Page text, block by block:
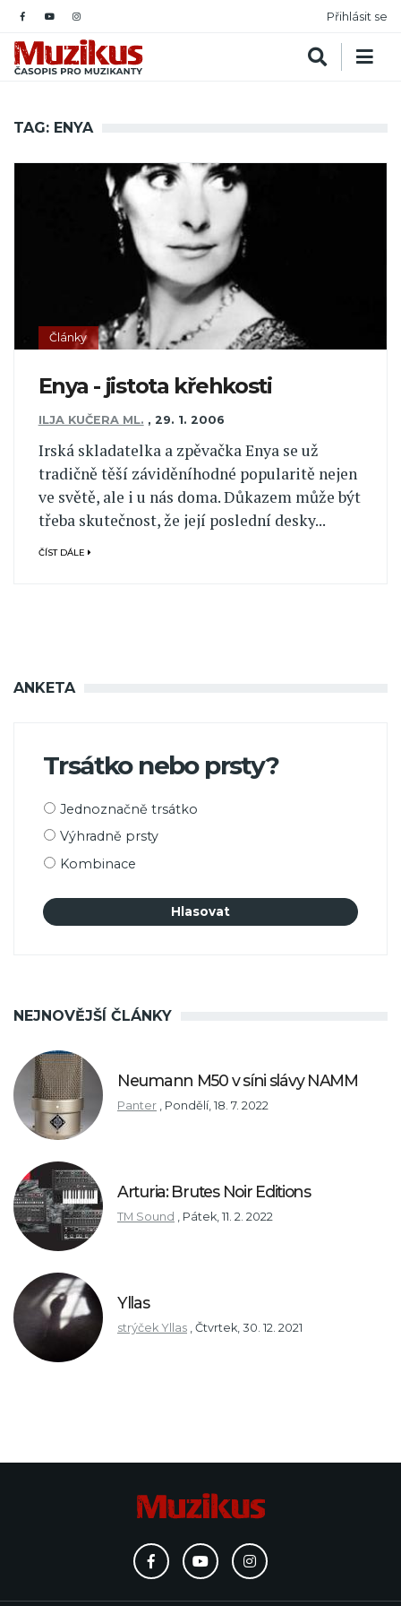
Přihlásit se
TAG: ENYA
Články
Enya - jistota křehkosti
ILJA KUČERA ML. , 29. 1. 2006
Irská skladatelka a zpěvačka Enya se už
tradičně těší záviděníhodné popularitě nejen
ve světě, ale i u nás doma. Důkazem může být
třeba skutečnost, že její poslední desky...
ČÍST DÁLE
ANKETA
Trsátko nebo prsty?
Možnosti
Jednoznačně trsátko
Výhradně prsty
Kombinace
NEJNOVĚJŠÍ ČLÁNKY
Neumann M50 v síni slávy NAMM
Panter Pondělí, 18. 7. 2022
Arturia: Brutes Noir Editions
TM Sound Pátek, 11. 2. 2022
Yllas
strýček Yllas Čtvrtek, 30. 12. 2021